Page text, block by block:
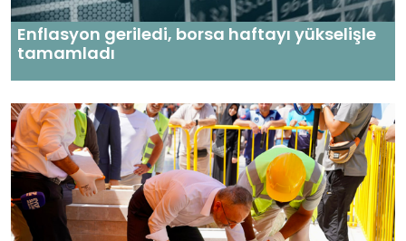
Enflasyon geriledi, borsa haftayı yükselişle
tamamladı